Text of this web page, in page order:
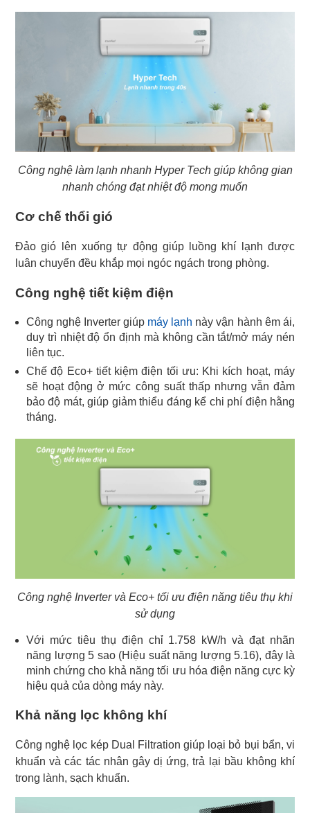
Công nghệ làm lạnh nhanh Hyper Tech giúp không gian
nhanh chóng đạt nhiệt độ mong muốn
Cơ chế thổi gió
Đảo gió lên xuống tự động giúp luồng khí lạnh được
luân chuyển đều khắp mọi ngóc ngách trong phòng.
Công nghệ tiết kiệm điện
Công nghệ Inverter giúp máy lạnh này vận hành êm ái,
duy trì nhiệt độ ổn định mà không cần tắt/mở máy nén
liên tục.
Chế độ Eco+ tiết kiệm điện tối ưu: Khi kích hoạt, máy
sẽ hoạt động ở mức công suất thấp nhưng vẫn đảm
bảo độ mát, giúp giảm thiểu đáng kể chi phí điện hằng
tháng.
Công nghệ Inverter và Eco+ tối ưu điện năng tiêu thụ khi
sử dụng
Với mức tiêu thụ điện chỉ 1.758 kW/h và đạt nhãn
năng lượng 5 sao (Hiệu suất năng lượng 5.16), đây là
minh chứng cho khả năng tối ưu hóa điện năng cực kỳ
hiệu quả của dòng máy này.
Khả năng lọc không khí
Công nghệ lọc kép Dual Filtration giúp loại bỏ bụi bẩn, vi
khuẩn và các tác nhân gây dị ứng, trả lại bầu không khí
trong lành, sạch khuẩn.